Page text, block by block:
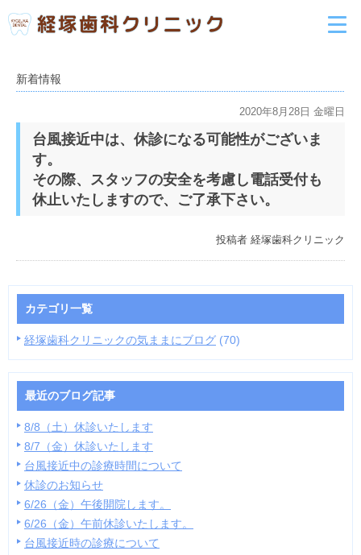
新着情報
2020年8月28日 金曜日
台風接近中は、休診になる可能性がございま
す。
その際、スタッフの安全を考慮し電話受付も
休止いたしますので、ご了承下さい。
投稿者 経塚歯科クリニック
カテゴリ一覧
経塚歯科クリニックの気ままにブログ (70)
最近のブログ記事
8/8（土）休診いたします
8/7（金）休診いたします
台風接近中の診療時間について
休診のお知らせ
6/26（金）午後開院します。
6/26（金）午前休診いたします。
台風接近時の診療について